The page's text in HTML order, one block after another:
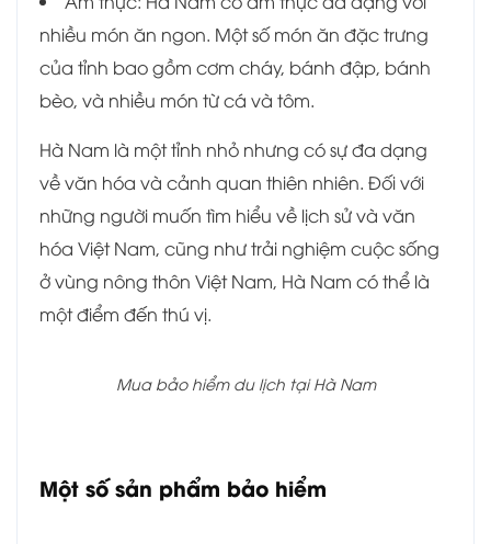
nhiều món ăn ngon. Một số món ăn đặc trưng
của tỉnh bao gồm cơm cháy, bánh đập, bánh
bèo, và nhiều món từ cá và tôm.
Hà Nam là một tỉnh nhỏ nhưng có sự đa dạng
về văn hóa và cảnh quan thiên nhiên. Đối với
những người muốn tìm hiểu về lịch sử và văn
hóa Việt Nam, cũng như trải nghiệm cuộc sống
ở vùng nông thôn Việt Nam, Hà Nam có thể là
một điểm đến thú vị.
Mua bảo hiểm du lịch tại Hà Nam
Một số sản phẩm bảo hiểm